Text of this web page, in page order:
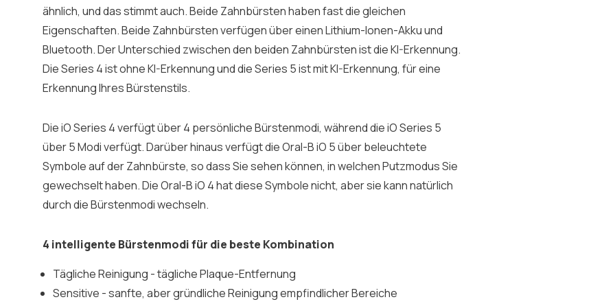
ähnlich, und das stimmt auch. Beide Zahnbürsten haben fast die gleichen
Eigenschaften. Beide Zahnbürsten verfügen über einen Lithium-Ionen-Akku und
Bluetooth. Der Unterschied zwischen den beiden Zahnbürsten ist die KI-Erkennung.
Die Series 4 ist ohne KI-Erkennung und die Series 5 ist mit KI-Erkennung, für eine
Erkennung Ihres Bürstenstils.
Die iO Series 4 verfügt über 4 persönliche Bürstenmodi, während die iO Series 5
über 5 Modi verfügt. Darüber hinaus verfügt die Oral-B iO 5 über beleuchtete
Symbole auf der Zahnbürste, so dass Sie sehen können, in welchen Putzmodus Sie
gewechselt haben. Die Oral-B iO 4 hat diese Symbole nicht, aber sie kann natürlich
durch die Bürstenmodi wechseln.
4 intelligente Bürstenmodi für die beste Kombination
Tägliche Reinigung - tägliche Plaque-Entfernung
Sensitive - sanfte, aber gründliche Reinigung empfindlicher Bereiche